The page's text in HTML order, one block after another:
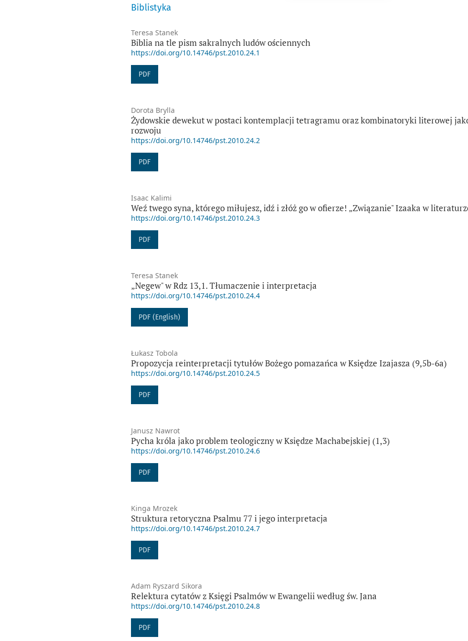
Biblistyka
Teresa Stanek
Biblia na tle pism sakralnych ludów ościennych
https://doi.org/10.14746/pst.2010.24.1
PDF
Dorota Brylla
Żydowskie dewekut w postaci kontemplacji tetragramu oraz kombinatoryki literowej
rozwoju
https://doi.org/10.14746/pst.2010.24.2
PDF
Isaac Kalimi
Weź twego syna, którego miłujesz, idź i złóż go w ofierze! „Związanie" Izaaka w
https://doi.org/10.14746/pst.2010.24.3
PDF
Teresa Stanek
„Negew" w Rdz 13,1. Tłumaczenie i interpretacja
https://doi.org/10.14746/pst.2010.24.4
PDF (English)
Łukasz Tobola
Propozycja reinterpretacji tytułów Bożego pomazańca w Księdze Izajasza (9,5b-6a)
https://doi.org/10.14746/pst.2010.24.5
PDF
Janusz Nawrot
Pycha króla jako problem teologiczny w Księdze Machabejskiej (1,3)
https://doi.org/10.14746/pst.2010.24.6
PDF
Kinga Mrozek
Struktura retoryczna Psalmu 77 i jego interpretacja
https://doi.org/10.14746/pst.2010.24.7
PDF
Adam Ryszard Sikora
Relektura cytatów z Księgi Psalmów w Ewangelii według św. Jana
https://doi.org/10.14746/pst.2010.24.8
PDF